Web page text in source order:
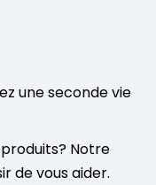
une seconde vie
Notre
de vous aider.